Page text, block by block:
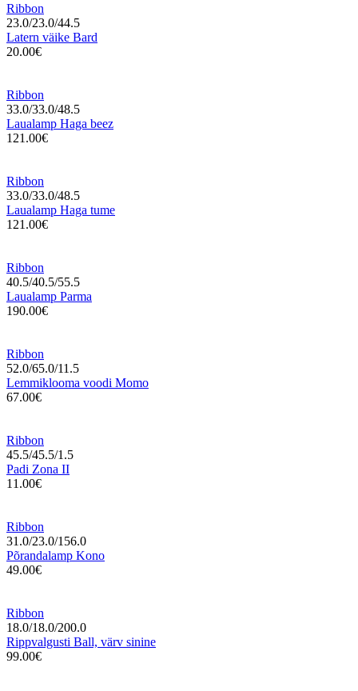
Ribbon
23.0/23.0/44.5
Latern väike Bard
20.00€
Ribbon
33.0/33.0/48.5
Laualamp Haga beez
121.00€
Ribbon
33.0/33.0/48.5
Laualamp Haga tume
121.00€
Ribbon
40.5/40.5/55.5
Laualamp Parma
190.00€
Ribbon
52.0/65.0/11.5
Lemmiklooma voodi Momo
67.00€
Ribbon
45.5/45.5/1.5
Padi Zona II
11.00€
Ribbon
31.0/23.0/156.0
Põrandalamp Kono
49.00€
Ribbon
18.0/18.0/200.0
Rippvalgusti Ball, värv sinine
99.00€